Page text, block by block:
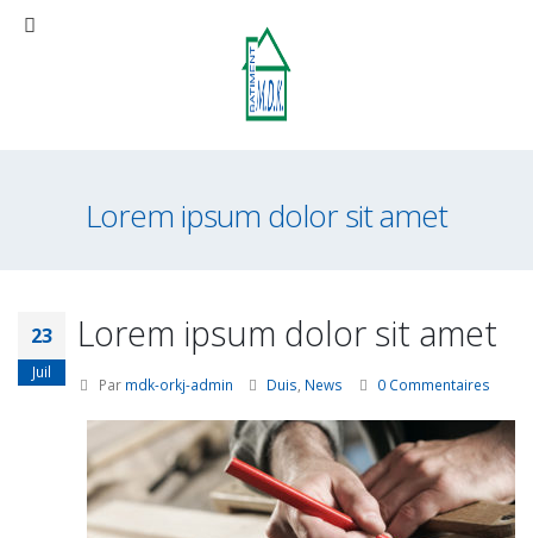
Lorem ipsum dolor sit amet
23
Juil
Lorem ipsum dolor sit amet
Par mdk-orkj-admin Duis News 0 Commentaires